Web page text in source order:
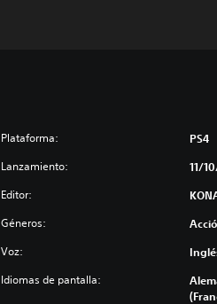
Plataforma: PS4
Lanzamiento: 11/
Editor:
Géneros:
Voz:
Idiomas de pantalla: